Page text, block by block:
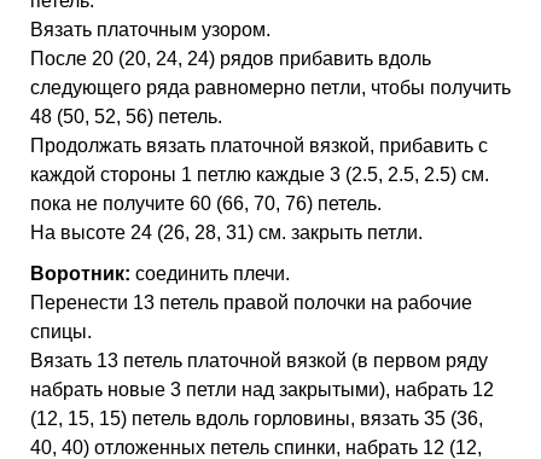
Вязать платочным узором.
После 20 (20, 24, 24) рядов прибавить вдоль
следующего ряда равномерно петли, чтобы получить
48 (50, 52, 56) петель.
Продолжать вязать платочной вязкой, прибавить с
каждой стороны 1 петлю каждые 3 (2.5, 2.5, 2.5) см.
пока не получите 60 (66, 70, 76) петель.
На высоте 24 (26, 28, 31) см. закрыть петли.
Воротник: соединить плечи.
Перенести 13 петель правой полочки на рабочие
спицы.
Вязать 13 петель платочной вязкой (в первом ряду
набрать новые 3 петли над закрытыми), набрать 12
(12, 15, 15) петель вдоль горловины, вязать 35 (36,
40, 40) отложенных петель спинки, набрать 12 (12,